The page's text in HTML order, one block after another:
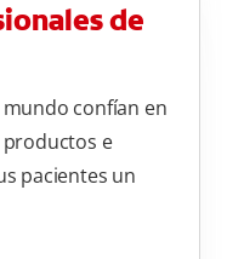
de
confían en
productos e
pacientes un